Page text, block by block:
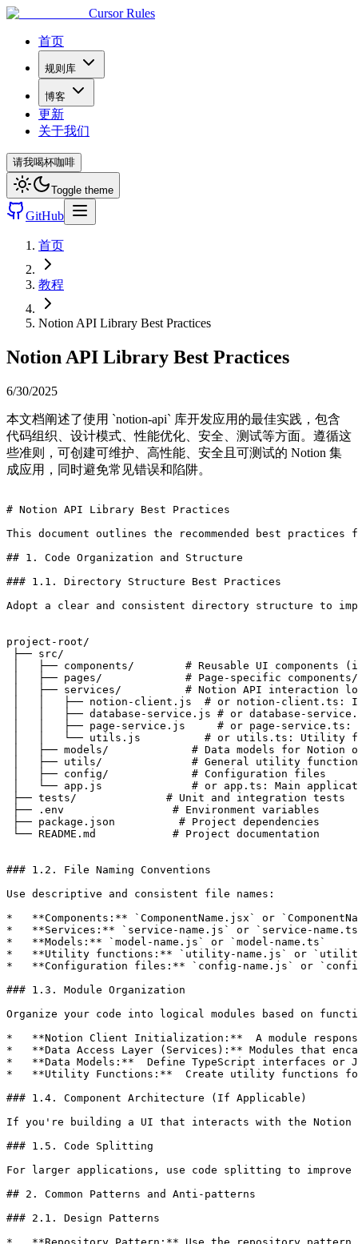
Cursor Rules
首页
规则库
博客
更新
关于我们
请我喝杯咖啡
Toggle theme
GitHub
首页
教程
Notion API Library Best Practices
Notion API Library Best Practices
6/30/2025
本文档阐述了使用 `notion-api` 库开发应用的最佳实践，包含
代码组织、设计模式、性能优化、安全、测试等方面。遵循这
些准则，可创建可维护、高性能、安全且可测试的 Notion 集
成应用，同时避免常见错误和陷阱。